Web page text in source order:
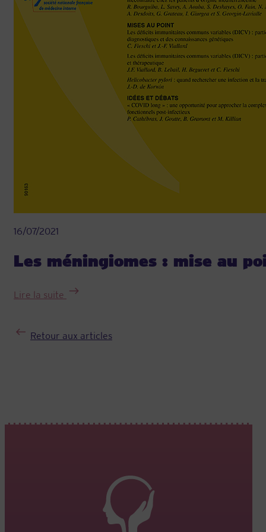
16/07/2021
Les méningiomes : mise au
Lire la suite
mise
Retour aux articles